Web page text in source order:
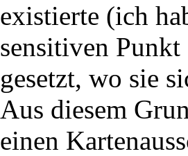
existierte (ich
sensitiven
gesetzt, wo sie
Aus diesem
einen